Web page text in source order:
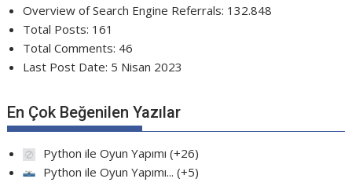
Overview of Search Engine Referrals: 132.848
Total Posts: 161
Total Comments: 46
Last Post Date: 5 Nisan 2023
En Çok Beğenilen Yazılar
Python ile Oyun Yapımı +26
Python ile Oyun Yapımı... +5